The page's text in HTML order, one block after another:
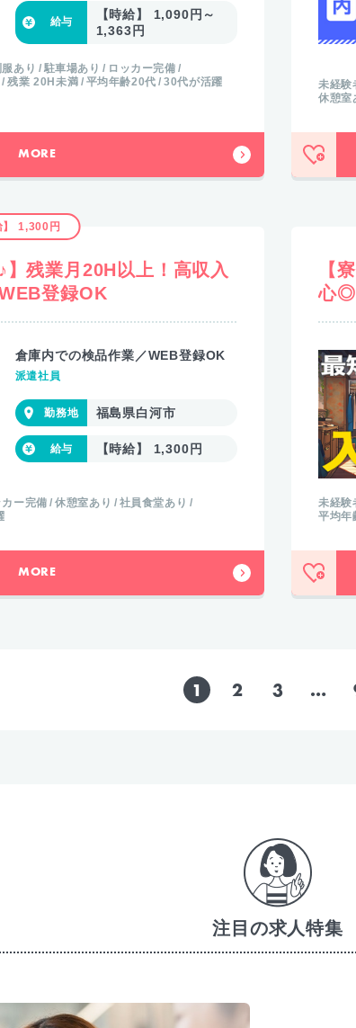
【時給】 1,090円～
1,363円
あり 駐車場あり
ロッカー完備
残業 20H未満 平均年齢20代 30代が活躍
MORE
未経験
休憩室
】 1,300円
】残業月20H以上！高収入
登録OK
倉庫内での検品作業／WEB登録OK
派遣社員
福島県白河市
【時給】 1,300円
カー完備 休憩室あり
社員食堂あり
MORE
【
心◎
未経験
平均年
1 2 3 …
注目の求人特集